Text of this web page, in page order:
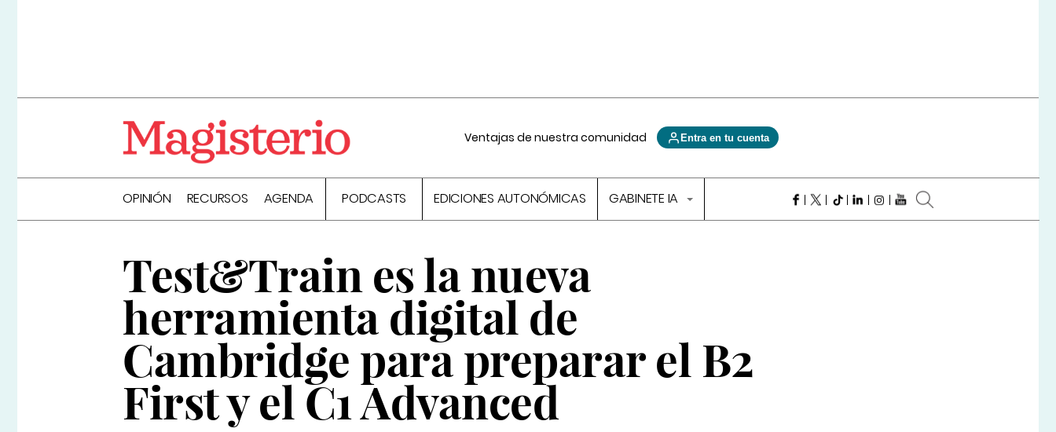
Ventajas de nuestra comunidad Entra en tu cuenta
OPINIÓN RECURSOS AGENDA PODCASTS EDICIONES AUTONÓMICAS GABINETE IA
Test&Train es la nueva
herramienta digital de
Cambridge para preparar el B2
First y el C1 Advanced